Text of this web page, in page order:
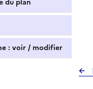
du plan
: voir / modifier